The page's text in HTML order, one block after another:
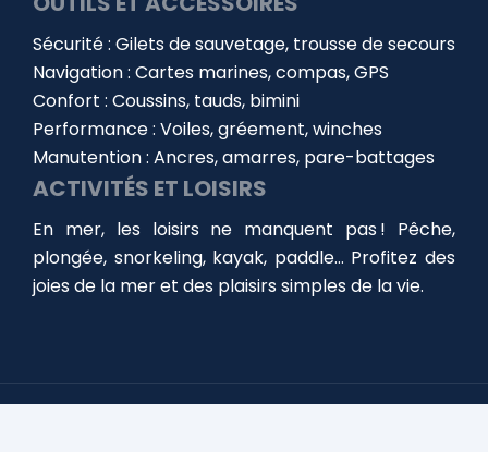
Sécurité : Gilets de sauvetage, trousse de secours
Navigation : Cartes marines, compas, GPS
Confort : Coussins, tauds, bimini
Performance : Voiles, gréement, winches
Manutention : Ancres, amarres, pare-battages
ACTIVITÉS ET LOISIRS
En mer, les loisirs ne manquent pas ! Pêche,
plongée, snorkeling, kayak, paddle… Profitez des
joies de la mer et des plaisirs simples de la vie.